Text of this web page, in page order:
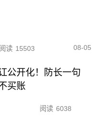
阅读 15503 08-05
公开化！防长一句
买账
阅读 6038